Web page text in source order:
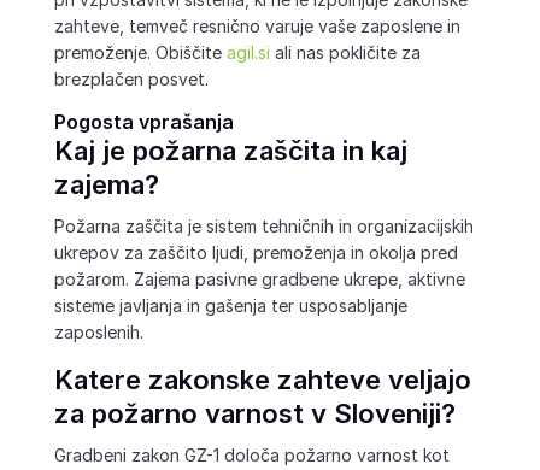
zahteve, temveč resnično varuje vaše zaposlene in
premoženje. Obiščite agil.si ali nas pokličite za
brezplačen posvet.
Pogosta vprašanja
Kaj je požarna zaščita in kaj
zajema?
Požarna zaščita je sistem tehničnih in organizacijskih
ukrepov za zaščito ljudi, premoženja in okolja pred
požarom. Zajema pasivne gradbene ukrepe, aktivne
sisteme javljanja in gašenja ter usposabljanje
zaposlenih.
Katere zakonske zahteve veljajo
za požarno varnost v Sloveniji?
Gradbeni zakon GZ-1 določa požarno varnost kot